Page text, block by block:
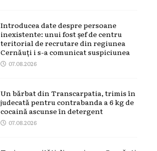
Introducea date despre persoane
inexistente: unui fost șef de centru
teritorial de recrutare din regiunea
Cernăuți i s-a comunicat suspiciunea
07.08.2026
Un bărbat din Transcarpatia, trimis în
judecată pentru contrabanda a 6 kg de
cocaină ascunse în detergent
07.08.2026